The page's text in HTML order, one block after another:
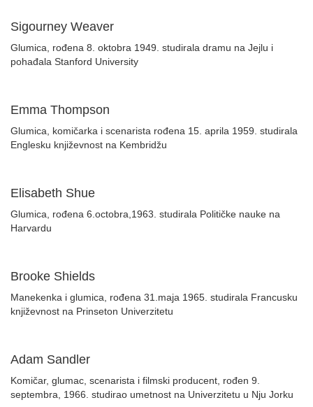
Sigourney Weaver
Glumica, rođena 8. oktobra 1949. studirala dramu na Jejlu i
pohađala Stanford University
Emma Thompson
Glumica, komičarka i scenarista rođena 15. aprila 1959. studirala
Englesku književnost na Kembridžu
Elisabeth Shue
Glumica, rođena 6.octobra,1963. studirala Političke nauke na
Harvardu
Brooke Shields
Manekenka i glumica, rođena 31.maja 1965. studirala Francusku
književnost na Prinseton Univerzitetu
Adam Sandler
Komičar, glumac, scenarista i filmski producent, rođen 9.
septembra, 1966. studirao umetnost na Univerzitetu u Nju Jorku